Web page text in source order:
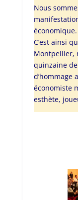
Nous
économique.
C’est ainsi
Montpellier,
quinzaine
d’hommage
économiste
esthète,